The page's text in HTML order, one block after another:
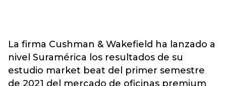
La firma Cushman & Wakefield ha lanzado a
nivel Suramérica los resultados de su
estudio market beat del primer semestre
de 2021 del mercado de oficinas premium